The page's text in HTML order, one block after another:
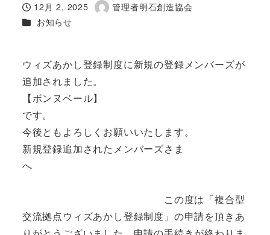
投稿日
12月 2, 2025
著
管理者明石創造協会
カテゴリー
お知らせ
ウィズあかし登録制度に新規の登録メンバーズが
追加されました。
【ボンヌベール】
です。
今後ともよろしくお願いいたします。
新規登録追加されたメンバーズさま
へ
この度は「複合型
交流拠点ウィズあかし登録制度」の申請を頂きあ